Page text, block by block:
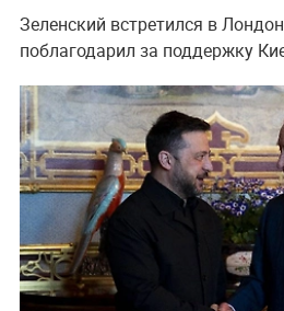
Зеленский встретился в
поблагодарил за поддержку